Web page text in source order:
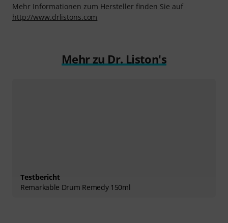
Mehr Informationen zum Hersteller finden Sie auf
http://www.drlistons.com
Mehr zu Dr. Liston's
Testbericht
Remarkable Drum Remedy 150ml